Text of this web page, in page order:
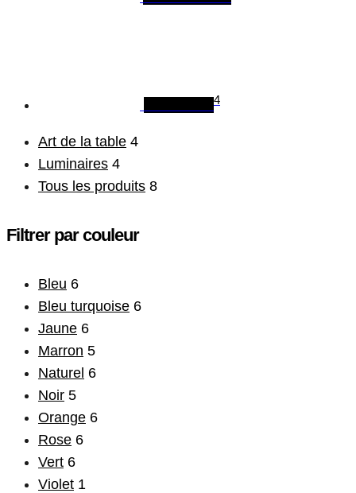
4
Art de la table 4
Luminaires 4
Tous les produits 8
Filtrer par couleur
Bleu 6
Bleu turquoise 6
Jaune 6
Marron 5
Naturel 6
Noir 5
Orange 6
Rose 6
Vert 6
Violet 1